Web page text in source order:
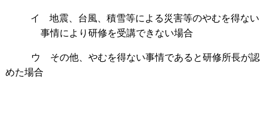
イ 地震、台風、積雪等による災害等のやむを得ない
事情により研修を受講できない場合
ウ その他、やむを得ない事情であると研修所長が認
めた場合